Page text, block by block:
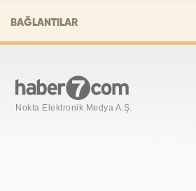
BAĞLANTILAR
Nokta Elektronik Medya A.Ş.